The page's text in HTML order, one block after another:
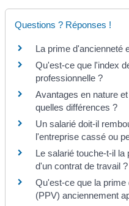
Questions ? Réponses !
La prime d'ancienneté
Qu'est-ce que l'index
professionnelle ?
Avantages en nature
quelles différences ?
Un salarié doit-il
l'entreprise cassé ou
Le salarié touche-t-il la
d'un contrat de travail ?
Qu'est-ce que la prime
(PPV) anciennement